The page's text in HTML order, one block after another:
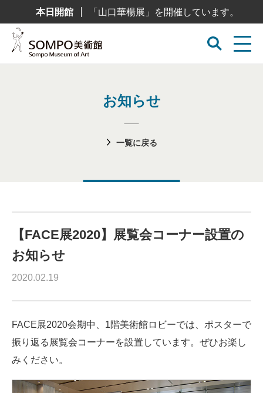
テ
本日開館 「山口華楊展」を開催しています。
お知らせ
一覧に戻る
【FACE展2020】展覧会コーナー設置の
お知らせ
2020.02.19
FACE展2020会期中、1階美術館ロビーでは、ポスターで
振り返る展覧会コーナーを設置しています。ぜひお楽し
みください。